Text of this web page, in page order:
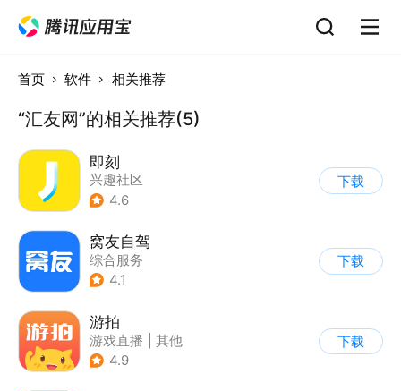
首页 软件 相关推荐
“汇友网”的相关推荐(5)
即刻
兴趣社区
4.6
下载
窝友自驾
综合服务
4.1
下载
游拍
游戏直播
其他
4.9
下载